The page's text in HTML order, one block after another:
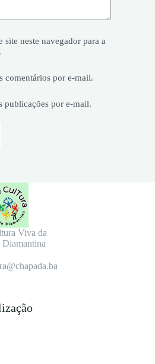
site neste navegador para a
comentários por e-mail.
publicações por e-mail.
Viva da
Diamantina